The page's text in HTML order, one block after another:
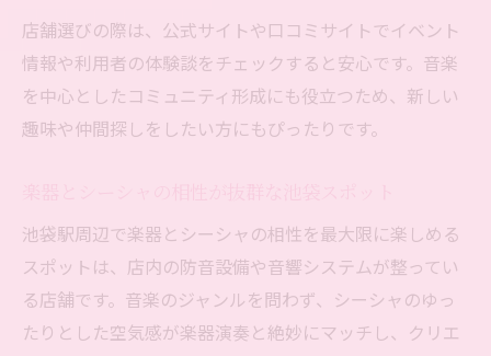
店舗選びの際は、公式サイトや口コミサイトでイベント
情報や利用者の体験談をチェックすると安心です。音楽
を中心としたコミュニティ形成にも役立つため、新しい
趣味や仲間探しをしたい方にもぴったりです。
池袋駅周辺で楽器とシーシャの相性を最大限に楽しめる
スポットは、店内の防音設備や音響システムが整ってい
る店舗です。音楽のジャンルを問わず、シーシャのゆっ
たりとした空気感が楽器演奏と絶妙にマッチし、クリエ